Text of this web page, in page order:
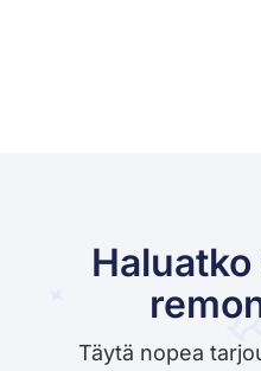
Täytä nopea